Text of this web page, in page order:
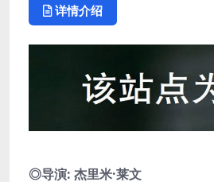
详情介绍
◎导演: 杰里米·莱文